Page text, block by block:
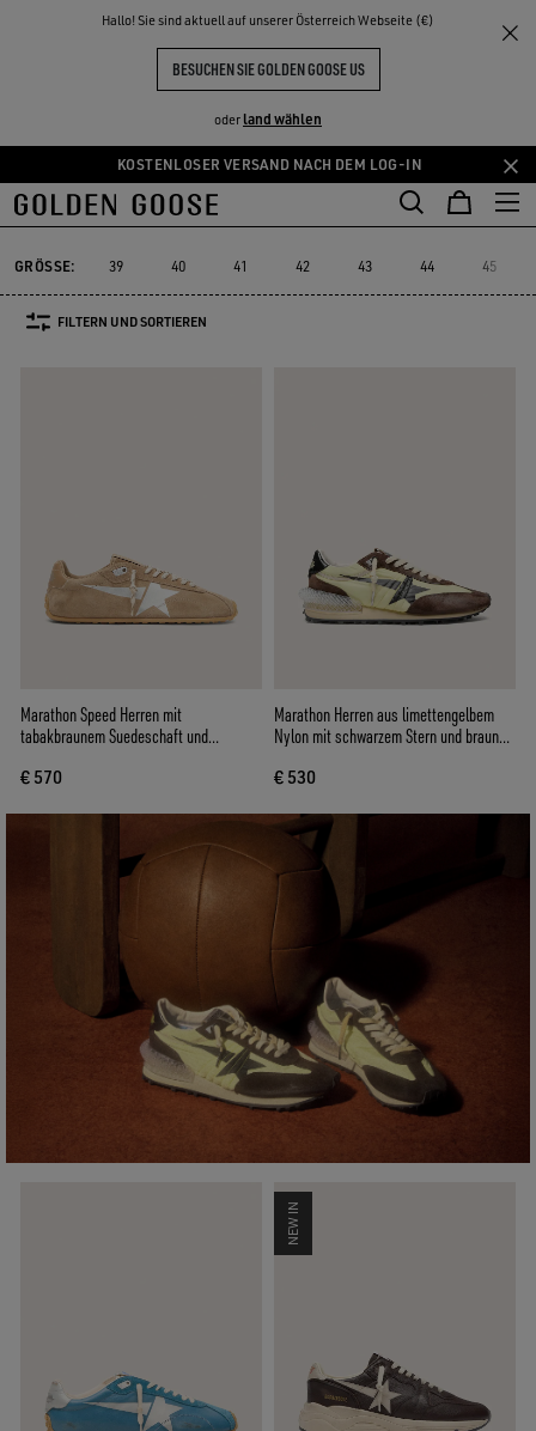
Hallo! Sie sind aktuell auf unserer Österreich Webseite (€)
BESUCHEN SIE GOLDEN GOOSE US
oder land wählen
Zum
Hauptinhalt
Zum
Footer-
springen
KOSTENLOSER VERSAND NACH DEM LOG-IN
ERLEBNISSE THE
COMMUNITY
Sneakers DER SNEAKER RUNNING
LAUFSCHUHE FÜR HERREN
Hightop-Sneakers
Hightop-Sneakers
DER SNEAKER RUNNING
DER SNEAKER RUNNING
Alles Anzeigen
GRÖSSE: 39 40 41 42 43 44 45
FILTERN UND SORTIEREN
Marathon Speed Herren mit
tabakbraunem Suedeschaft und
€ 570
Marathon Herren aus limettengelbem
Nylon mit schwarzem Stern und braunen
€ 530
NEW IN